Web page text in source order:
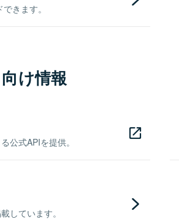
きます。
け情報
公式APIを提供。
しています。